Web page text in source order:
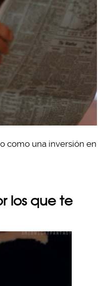
como una inversión en
los que te